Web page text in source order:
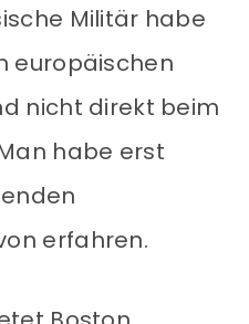
Militär habe
europäischen
nicht direkt beim
habe erst
erfahren.